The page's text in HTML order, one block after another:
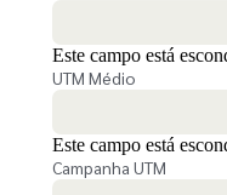
Este campo está
UTM Médio
Este campo está
Campanha UTM